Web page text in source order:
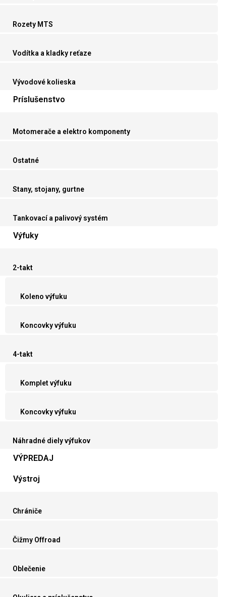
Rozety MTS
Vodítka a kladky reťaze
Vývodové kolieska
Príslušenstvo
Motomerače a elektro komponenty
Ostatné
Stany, stojany, gurtne
Tankovací a palivový systém
Výfuky
2-takt
Koleno výfuku
Koncovky výfuku
4-takt
Komplet výfuku
Koncovky výfuku
Náhradné diely výfukov
VÝPREDAJ
Výstroj
Chrániče
Čižmy Offroad
Oblečenie